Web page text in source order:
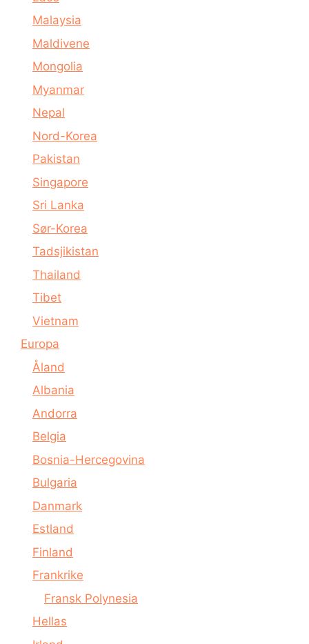
Malaysia
Maldivene
Mongolia
Myanmar
Nepal
Nord-Korea
Pakistan
Singapore
Sri Lanka
Sør-Korea
Tadsjikistan
Thailand
Tibet
Vietnam
Europa
Åland
Albania
Andorra
Belgia
Bosnia-Hercegovina
Bulgaria
Danmark
Estland
Finland
Frankrike
Fransk Polynesia
Hellas